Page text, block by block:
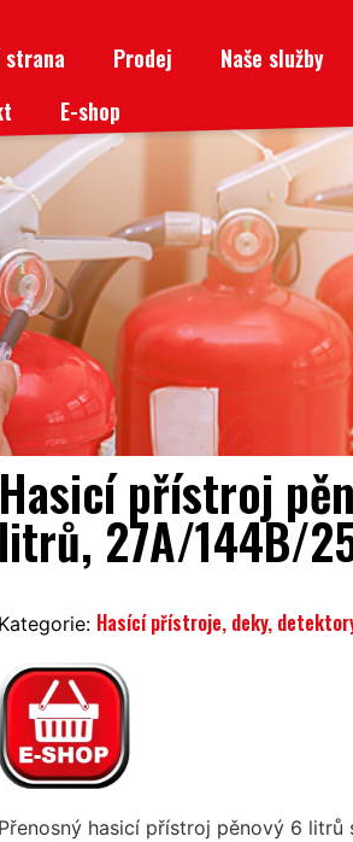
strana Prodej Naše služby
E-shop
Hasicí přístroj
litrů, 27A/144B/
Kategorie: Hasící přístroje, deky,
Přenosný hasicí přístroj pěnový 6